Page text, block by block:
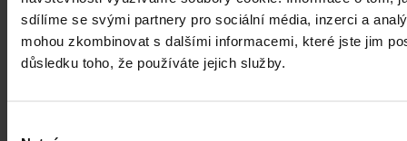
sdílíme se svými partnery pro sociální média, inzerci a
mohou zkombinovat s dalšími informacemi, které jste jim
důsledku toho, že používáte jejich služby.